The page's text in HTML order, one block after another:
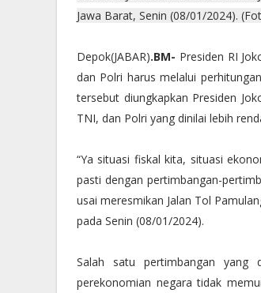
Jawa Barat, Senin (08/01/2024).
Depok(JABAR).BM- Presiden RI
dan Polri harus melalui
tersebut diungkapkan Presiden
TNI, dan Polri yang dinilai lebih
“Ya situasi fiskal kita, situasi
pasti dengan pertimbangan-
usai meresmikan Jalan Tol
pada Senin (08/01/2024).
Salah satu pertimbangan yang
perekonomian negara tidak